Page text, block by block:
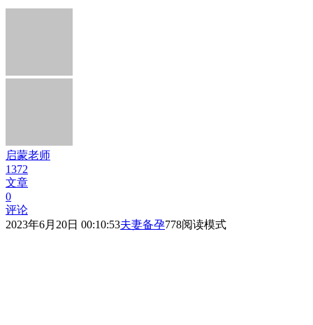
启蒙老师
1372
文章
0
评论
2023年6月20日 00:10:53夫妻备孕778阅读模式